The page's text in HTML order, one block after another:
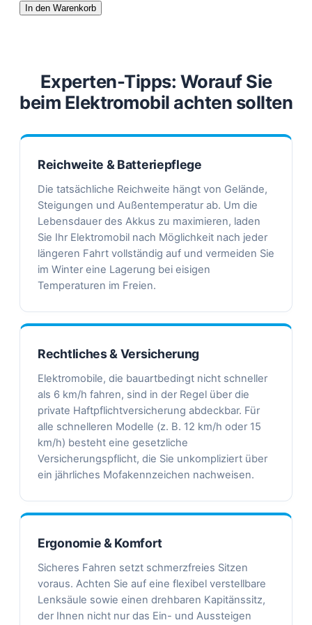
In den Warenkorb
Experten-Tipps: Worauf Sie
beim Elektromobil achten sollten
Reichweite & Batteriepflege
Die tatsächliche Reichweite hängt von Gelände,
Steigungen und Außentemperatur ab. Um die
Lebensdauer des Akkus zu maximieren, laden
Sie Ihr Elektromobil nach Möglichkeit nach jeder
längeren Fahrt vollständig auf und vermeiden Sie
im Winter eine Lagerung bei eisigen
Temperaturen im Freien.
Rechtliches & Versicherung
Elektromobile, die bauartbedingt nicht schneller
als 6 km/h fahren, sind in der Regel über die
private Haftpflichtversicherung abdeckbar. Für
alle schnelleren Modelle (z. B. 12 km/h oder 15
km/h) besteht eine gesetzliche
Versicherungspflicht, die Sie unkompliziert über
ein jährliches Mofakennzeichen nachweisen.
Ergonomie & Komfort
Sicheres Fahren setzt schmerzfreies Sitzen
voraus. Achten Sie auf eine flexibel verstellbare
Lenksäule sowie einen drehbaren Kapitänssitz,
der Ihnen nicht nur das Ein- und Aussteigen